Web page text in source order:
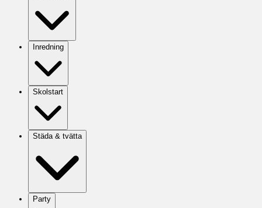
Inredning
Skolstart
Städa & tvätta
Party